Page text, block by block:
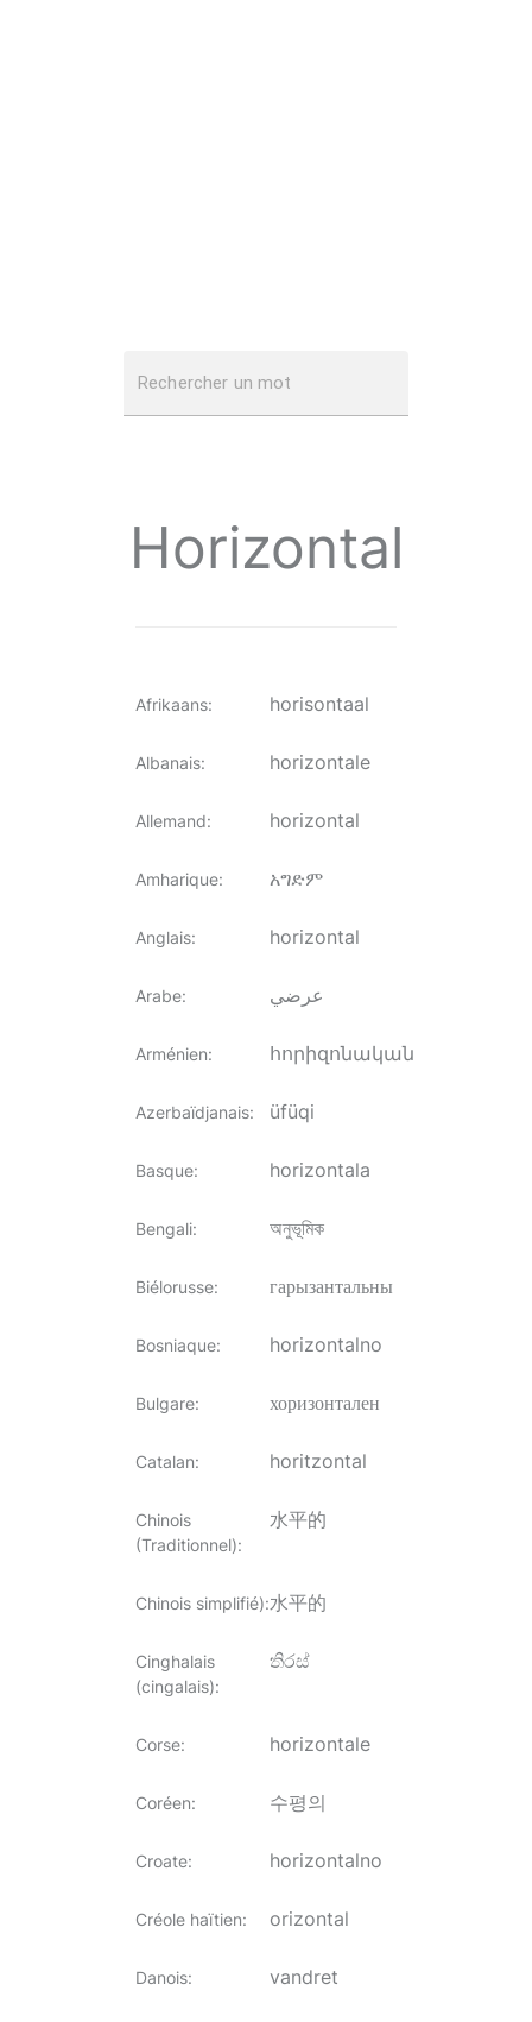
Rechercher un mot
Horizontal
Afrikaans: horisontaal
Albanais: horizontale
Allemand: horizontal
Amharique: አግድም
Anglais: horizontal
Arabe: عرضي
Arménien: հորիզոնական
Azerbaïdjanais: üfüqi
Basque: horizontala
Bengali: অনুভূমিক
Biélorusse: гарызантальны
Bosniaque: horizontalno
Bulgare: хоризонтален
Catalan: horitzontal
Chinois
(Traditionnel):
水平的
Chinois simplifié):水平的
Cinghalais
(cingalais):
තිරස්
Corse: horizontale
Coréen: 수평의
Croate: horizontalno
Créole haïtien: orizontal
Danois: vandret